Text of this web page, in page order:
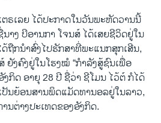
ຣເລຍ ໄດ້ປະກາດໃນວັນພະຫັດວານນີ້
າງ ບີອານກາ ໂຈນສ໌ ໄດ້ເສຍຊີວິດຢູ່ໃນ
ຖືກນຳສົ່ງໄປຮັກສາທີ່ພະແນກສຸກເສີນ,
ຍັງຄົງຢູ່ໃນໂຮງໝໍ “ກຳລັງສູ້ຊົນເພື່ອ
ກິດ ອາຍຸ 28 ປີ ຊື່ວ່າ ຊີໂມນ ໄວ້ຕ໌ ກໍໄດ້
ປັນຍ້ອນສານພິດແມັດທານອລຢູ່ໃນລາວ,
ນຕ່າງປະເທດຂອງອັງກິດ.